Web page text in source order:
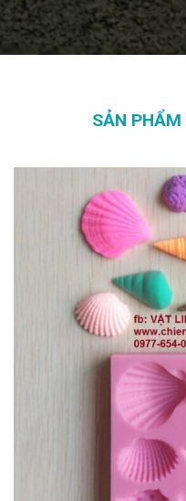
SẢN PHẨM